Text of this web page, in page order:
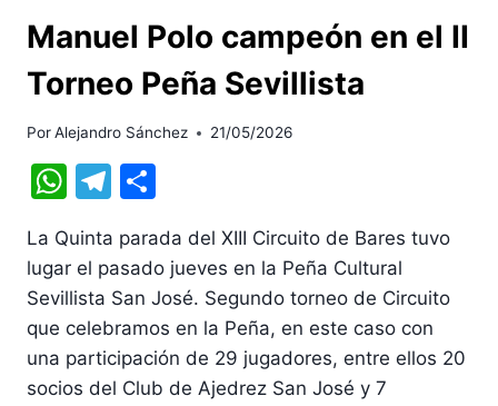
Manuel Polo campeón en el II
Torneo Peña Sevillista
PorAlejandro Sánchez 21/05/2026
WhatsApp
Telegram
La Quinta parada del XIII Circuito de Bares tuvo
lugar el pasado jueves en la Peña Cultural
Sevillista San José. Segundo torneo de Circuito
que celebramos en la Peña, en este caso con
una participación de 29 jugadores, entre ellos 20
socios del Club de Ajedrez San José y 7